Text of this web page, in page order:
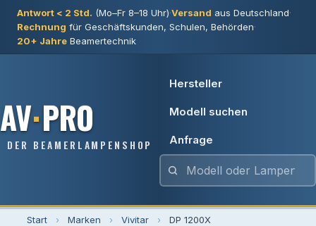
Antwort < 2 Std. (Mo–Fr 8–18 Uhr)·Versand aus Deutschland·
Rechnung für Geschäftskunden, Schulen, Behörden·
20+ Jahre Beamertechnik
AV·PRO
DER BEAMERLAMPENSHOP
Hersteller
Modell suchen
Anfrage
Start › Marken › Vivitar › DP 1200X